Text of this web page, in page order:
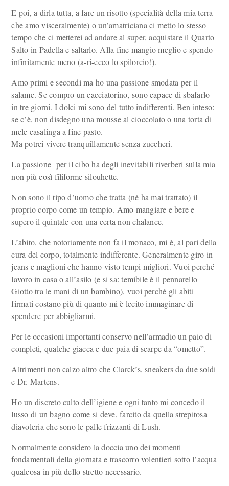
E poi, a dirla tutta, a fare un risotto (specialità della mia terra
che amo visceralmente) o un’amatriciana ci metto lo stesso
tempo che ci metterei ad andare al super, acquistare il Quarto
Salto in Padella e saltarlo. Alla fine mangio meglio e spendo
infinitamente meno (a-ri-ecco lo spilorcio!).
Amo primi e secondi ma ho una passione smodata per il
salame. Se compro un cacciatorino, sono capace di sbafarlo
in tre giorni. I dolci mi sono del tutto indifferenti. Ben inteso:
se c’è, non disdegno una mousse al cioccolato o una torta di
mele casalinga a fine pasto.
Ma potrei vivere tranquillamente senza zuccheri.
La passione per il cibo ha degli inevitabili riverberi sulla mia
non più così filiforme silouhette.
Non sono il tipo d’uomo che tratta (né ha mai trattato) il
proprio corpo come un tempio. Amo mangiare e bere e
supero il quintale con una certa non chalance.
L’abito, che notoriamente non fa il monaco, mi è, al pari della
cura del corpo, totalmente indifferente. Generalmente giro in
jeans e maglioni che hanno visto tempi migliori. Vuoi perché
lavoro in casa o all’asilo (e si sa: temibile è il pennarello
Giotto tra le mani di un bambino), vuoi perché gli abiti
firmati costano più di quanto mi è lecito immaginare di
spendere per abbigliarmi.
Per le occasioni importanti conservo nell’armadio un paio di
completi, qualche giacca e due paia di scarpe da “ometto”.
Altrimenti non calzo altro che Clarck’s, sneakers da due soldi
e Dr. Martens.
Ho un discreto culto dell’igiene e ogni tanto mi concedo il
lusso di un bagno come si deve, farcito da quella strepitosa
diavoleria che sono le palle frizzanti di Lush.
Normalmente considero la doccia uno dei momenti
fondamentali della giornata e trascorro volentieri sotto l’acqua
qualcosa in più dello stretto necessario.